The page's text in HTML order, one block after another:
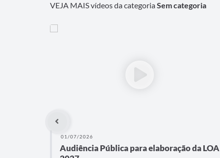
VEJA MAIS vídeos da categoriaSem categoria
01/07/2026
Audiência Pública para elaboração da LOA